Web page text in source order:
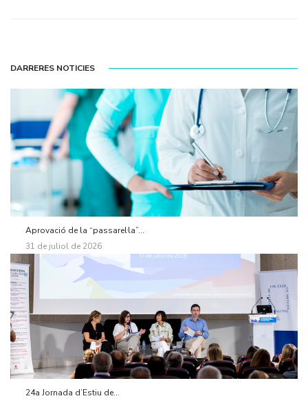
DARRERES NOTICIES
Aprovació de la “passarel·la”...
31 de juliol de 2026
24a Jornada d’Estiu de...